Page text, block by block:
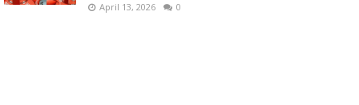
April 13, 2026 0